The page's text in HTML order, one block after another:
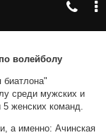
волейболу
среди мужских и
женских команд.
а именно: Ачинская